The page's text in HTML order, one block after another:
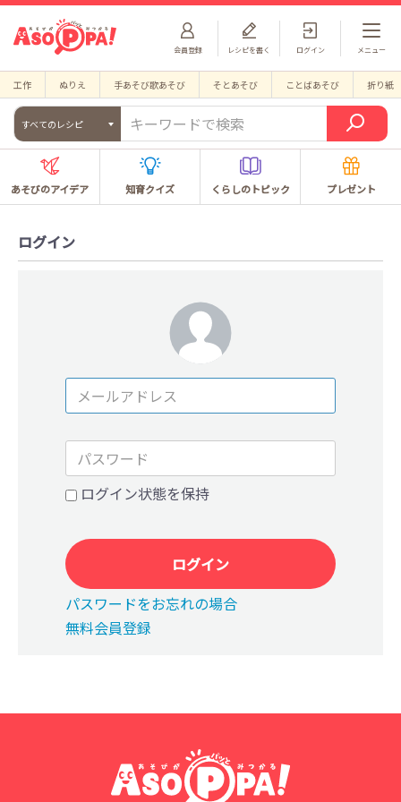
会員登録 ログイン
レシピを書く メニュー
工作 ぬりえ 手あそび歌あそび そとあそび ことばあそび 折り紙
すべてのレシピ
あそびのアイデア 知育クイズ くらしのトピック プレゼント
ログイン
ログイン状態を保持
ログイン
パスワードをお忘れの場合
無料会員登録